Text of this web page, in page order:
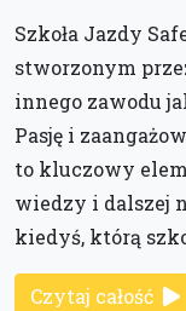
Szkoła Jazdy
stworzonym
innego zawodu
Pasję i
to kluczowy
wiedzy i dalszej
kiedyś, którą
Czytaj całość